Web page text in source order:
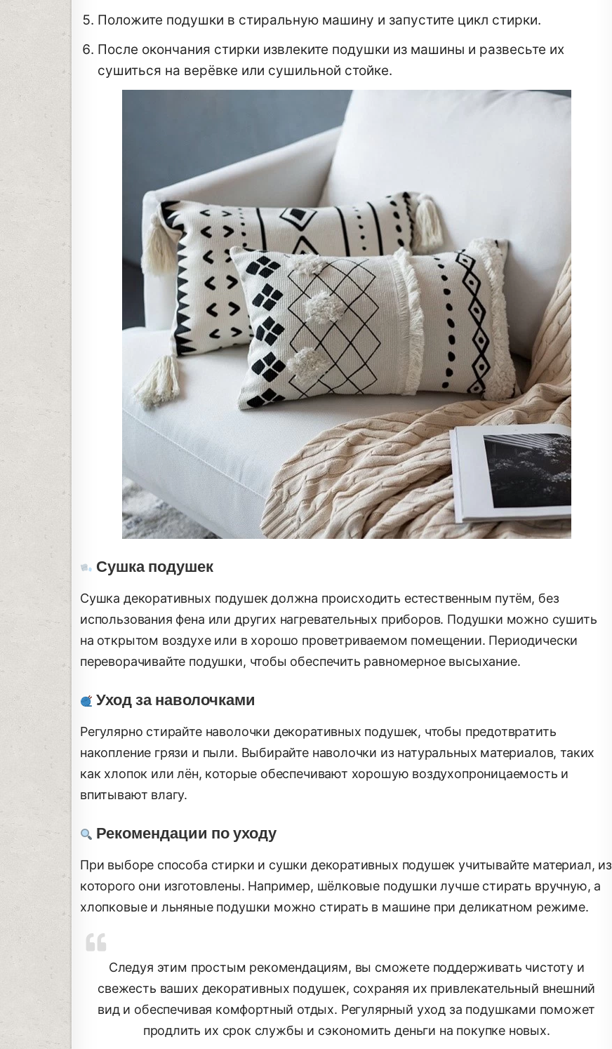
Положите подушки в стиральную машину и запустите цикл стирки.
После окончания стирки извлеките подушки из машины и развесьте их
сушиться на верёвке или сушильной стойке.
Сушка подушек
Сушка декоративных подушек должна происходить естественным путём, без
использования фена или других нагревательных приборов. Подушки можно сушить
на открытом воздухе или в хорошо проветриваемом помещении. Периодически
переворачивайте подушки, чтобы обеспечить равномерное высыхание.
Уход за наволочками
Регулярно стирайте наволочки декоративных подушек, чтобы предотвратить
накопление грязи и пыли. Выбирайте наволочки из натуральных материалов, таких
как хлопок или лён, которые обеспечивают хорошую воздухопроницаемость и
впитывают влагу.
Рекомендации по уходу
При выборе способа стирки и сушки декоративных подушек учитывайте материал, из
которого они изготовлены. Например, шёлковые подушки лучше стирать вручную, а
хлопковые и льняные подушки можно стирать в машине при деликатном режиме.
Следуя этим простым рекомендациям, вы сможете поддерживать чистоту и
свежесть ваших декоративных подушек, сохраняя их привлекательный внешний
вид и обеспечивая комфортный отдых. Регулярный уход за подушками поможет
продлить их срок службы и сэкономить деньги на покупке новых.